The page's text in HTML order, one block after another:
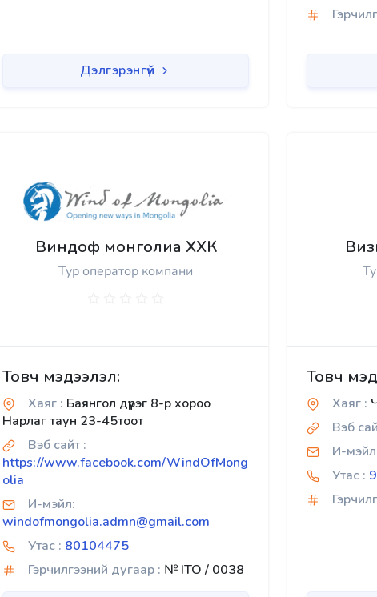
Дэлгэрэнгүй
Виндоф монголиа ХХК
Тур оператор компани
Товч мэдээлэл:
Хаяг : Баянгол дүүрэг 8-р хороо
Нарлаг таун 23-45тоот
Вэб сайт :
https://www.facebook.com/WindOfMong
olia
И-мэйл:
windofmongolia.admn@gmail.com
Утас : 80104475
Гэрчилгээний дугаар : № ITO / 0038
Товч
Хаяг :
Вэб
И-
Утас :